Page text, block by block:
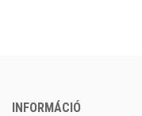
INFORMÁCIÓ